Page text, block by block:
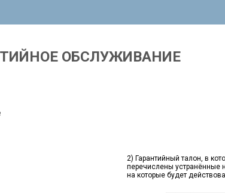
ОБСЛУЖИВАНИЕ
2) Гарантийный талон, в
перечислены устранённые
на которые будет